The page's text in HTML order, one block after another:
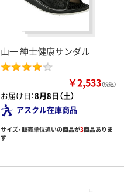
山一 紳士健康サンダル
￥2,533（税込）
お届け日：8月8日（土）
アスクル在庫商品
サイズ・販売単位違いの商品が3商品ありま
す